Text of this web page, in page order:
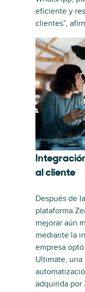
eficiente y
clientes”,
al cliente
Después de
plataforma
mejorar aún
mediante la
empresa
Ultimate,
adquirida por